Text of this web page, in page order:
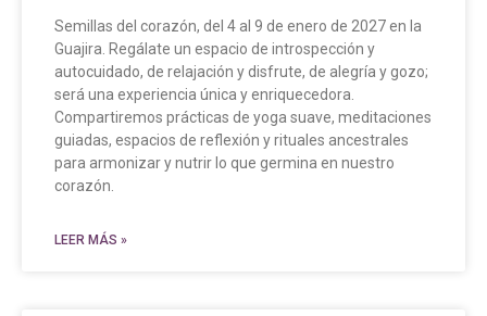
Semillas del corazón, del 4 al 9 de enero de 2027 en la
Guajira. Regálate un espacio de introspección y
autocuidado, de relajación y disfrute, de alegría y gozo;
será una experiencia única y enriquecedora.
Compartiremos prácticas de yoga suave, meditaciones
guiadas, espacios de reflexión y rituales ancestrales
para armonizar y nutrir lo que germina en nuestro
corazón.
LEER MÁS »